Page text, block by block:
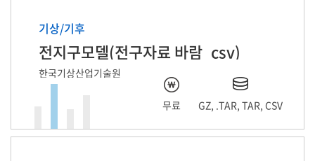
기상/기후
전지구모델(전구자료 바람_csv)
한국기상산업기술원
무료 GZ, .TAR, TAR, CSV